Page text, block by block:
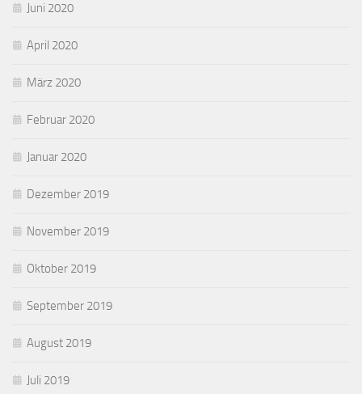
Juni 2020
April 2020
März 2020
Februar 2020
Januar 2020
Dezember 2019
November 2019
Oktober 2019
September 2019
August 2019
Juli 2019